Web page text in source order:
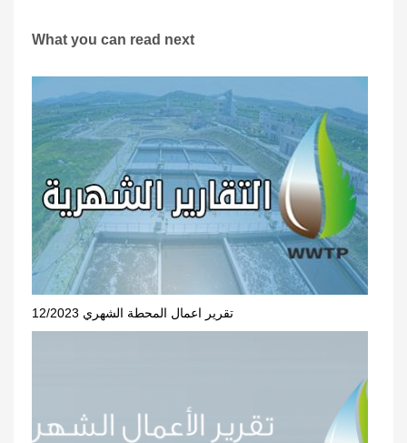
What you can read next
تقرير اعمال المحطة الشهري 12/2023